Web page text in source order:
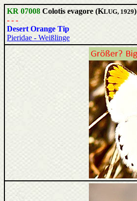
KR 07008 Colotis evagore (KLUG, 1929)
- - -
Desert Orange Tip
Pieridae - Weißlinge